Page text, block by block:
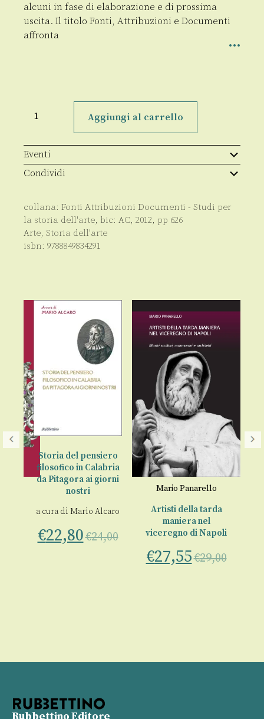
alcuni in fase di elaborazione e di prossima
uscita. Il titolo Fonti, Attribuzioni e Documenti
affronta
Calabria
quantità
Aggiungi al carrello
Eventi
Condividi
collana: Fonti Attribuzioni Documenti - Studi per
la storia dell'arte, bic: AC, 2012, pp 626
Arte, Storia dell'arte
isbn: 9788849834291
Storia del pensiero
filosofico in Calabria
da Pitagora ai giorni
nostri
a cura di Mario Alcaro
€22,80€24,00
Mario Panarello
Artisti della tarda
maniera nel
viceregno di Napoli
€27,55€29,00